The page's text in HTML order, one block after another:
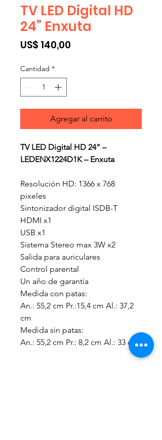
TV LED Digital HD
24” Enxuta
US$ 140,00
Cantidad *
Agregar al carrito
TV LED Digital HD 24” –
LEDENX1224D1K – Enxuta
Resolución HD: 1366 x 768
pixeles
Sintonizador digital ISDB-T
HDMI x1
USB x1
Sistema Stereo max 3W x2
Salida para auriculares
Control parental
Un año de garantía
Medida con patas:
An.: 55,2 cm Pr.:15,4 cm Al.: 37,2
cm
Medida sin patas:
An.: 55,2 cm Pr.: 8,2 cm Al.: 33 cm